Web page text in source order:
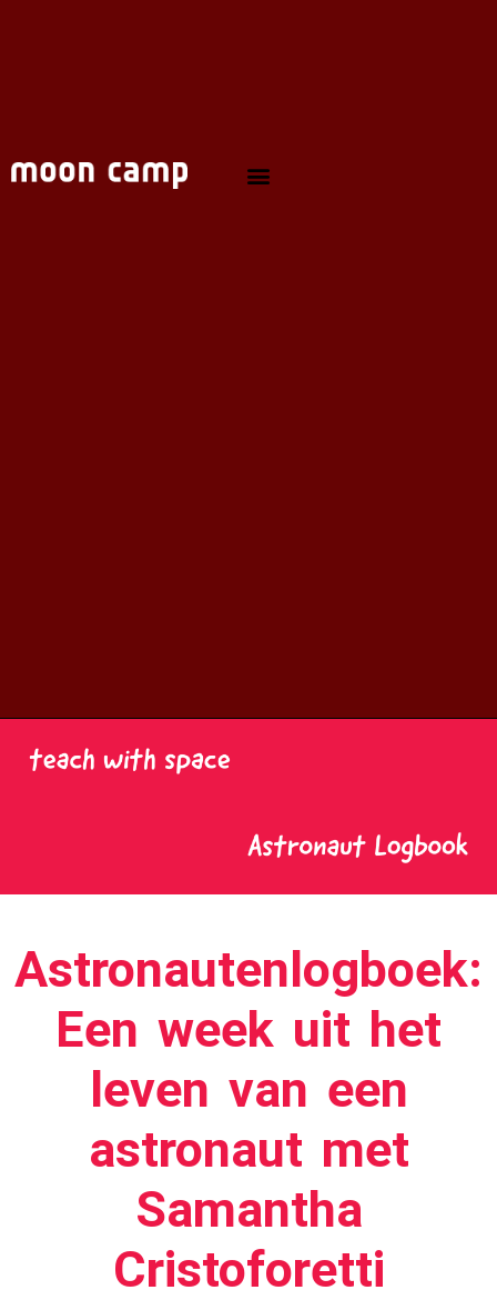
Astronautenlogboek:
Een week uit het
leven van een
astronaut met
Samantha
Cristoforetti